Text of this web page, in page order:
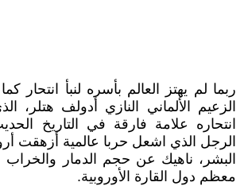
ربما لم يهتز العالم بأسره لنبأ انتحار كما
الزعيم الألماني النازي أدولف هتلر،
انتحاره علامة فارقة في التاريخ
الرجل الذي اشعل حربا عالمية أزهقت
البشر، ناهيك عن حجم الدمار
معظم دول القارة الأوروبية.